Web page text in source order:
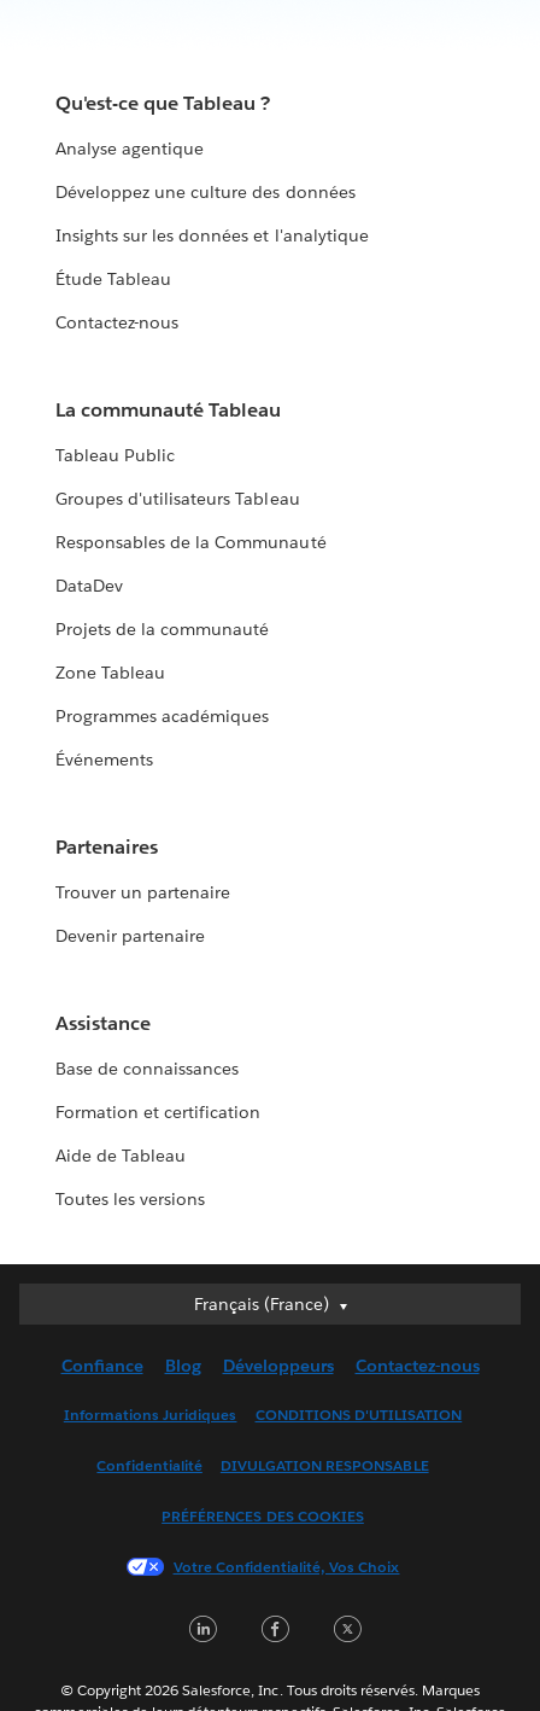
Qu'est-ce que Tableau ?
Analyse agentique
Développez une culture des données
Insights sur les données et l'analytique
Étude Tableau
Contactez-nous
La communauté Tableau
Tableau Public
Groupes d'utilisateurs Tableau
Responsables de la Communauté
DataDev
Projets de la communauté
Zone Tableau
Programmes académiques
Événements
Partenaires
Trouver un partenaire
Devenir partenaire
Assistance
Base de connaissances
Formation et certification
Aide de Tableau
Toutes les versions
Français (France)
Français (France)
English (UK)
Français (Canada)
한국어
Português
Confiance Blog Développeurs Contactez-nous
Informations Juridiques CONDITIONS D'UTILISATION
Confidentialité DIVULGATION RESPONSABLE
PRÉFÉRENCES DES COOKIES
Votre Confidentialité, Vos Choix
LinkedInFacebook
© Copyright 2026 Salesforce, Inc. Tous droits réservés. Marques